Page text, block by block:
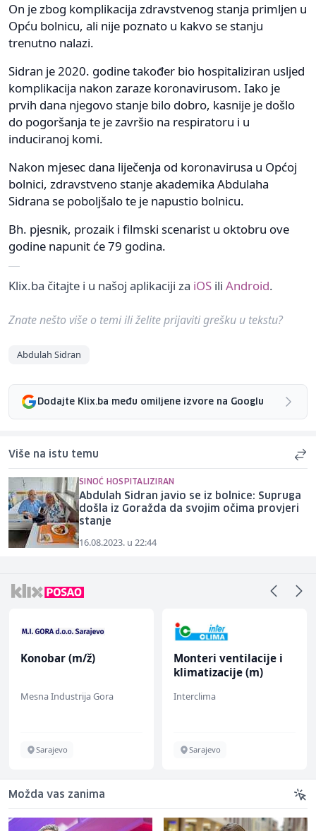
On je zbog komplikacija zdravstvenog stanja primljen u
Opću bolnicu, ali nije poznato u kakvo se stanju
trenutno nalazi.
Sidran je 2020. godine također bio hospitaliziran usljed
komplikacija nakon zaraze koronavirusom. Iako je
prvih dana njegovo stanje bilo dobro, kasnije je došlo
do pogoršanja te je završio na respiratoru i u
induciranoj komi.
Nakon mjesec dana liječenja od koronavirusa u Općoj
bolnici, zdravstveno stanje akademika Abdulaha
Sidrana se poboljšalo te je napustio bolnicu.
Bh. pjesnik, prozaik i filmski scenarist u oktobru ove
godine napunit će 79 godina.
Klix.ba čitajte i u našoj aplikaciji za iOS ili Android.
Znate nešto više o temi ili želite prijaviti grešku u tekstu?
Abdulah Sidran
Dodajte Klix.ba među omiljene izvore na Googlu
Više na istu temu
SINOĆ HOSPITALIZIRAN
Abdulah Sidran javio se iz bolnice: Supruga
došla iz Goražda da svojim očima provjeri
stanje
16.08.2023. u 22:44
Konobar (m/ž)
Mesna Industrija Gora
Sarajevo
Monteri ventilacije i
klimatizacije (m)
Interclima
Sarajevo
Možda vas zanima